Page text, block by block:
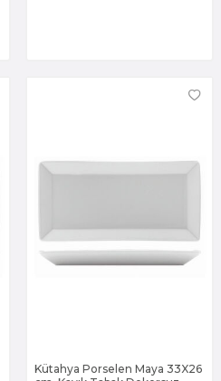
Kütahya Porselen Maya 33X26